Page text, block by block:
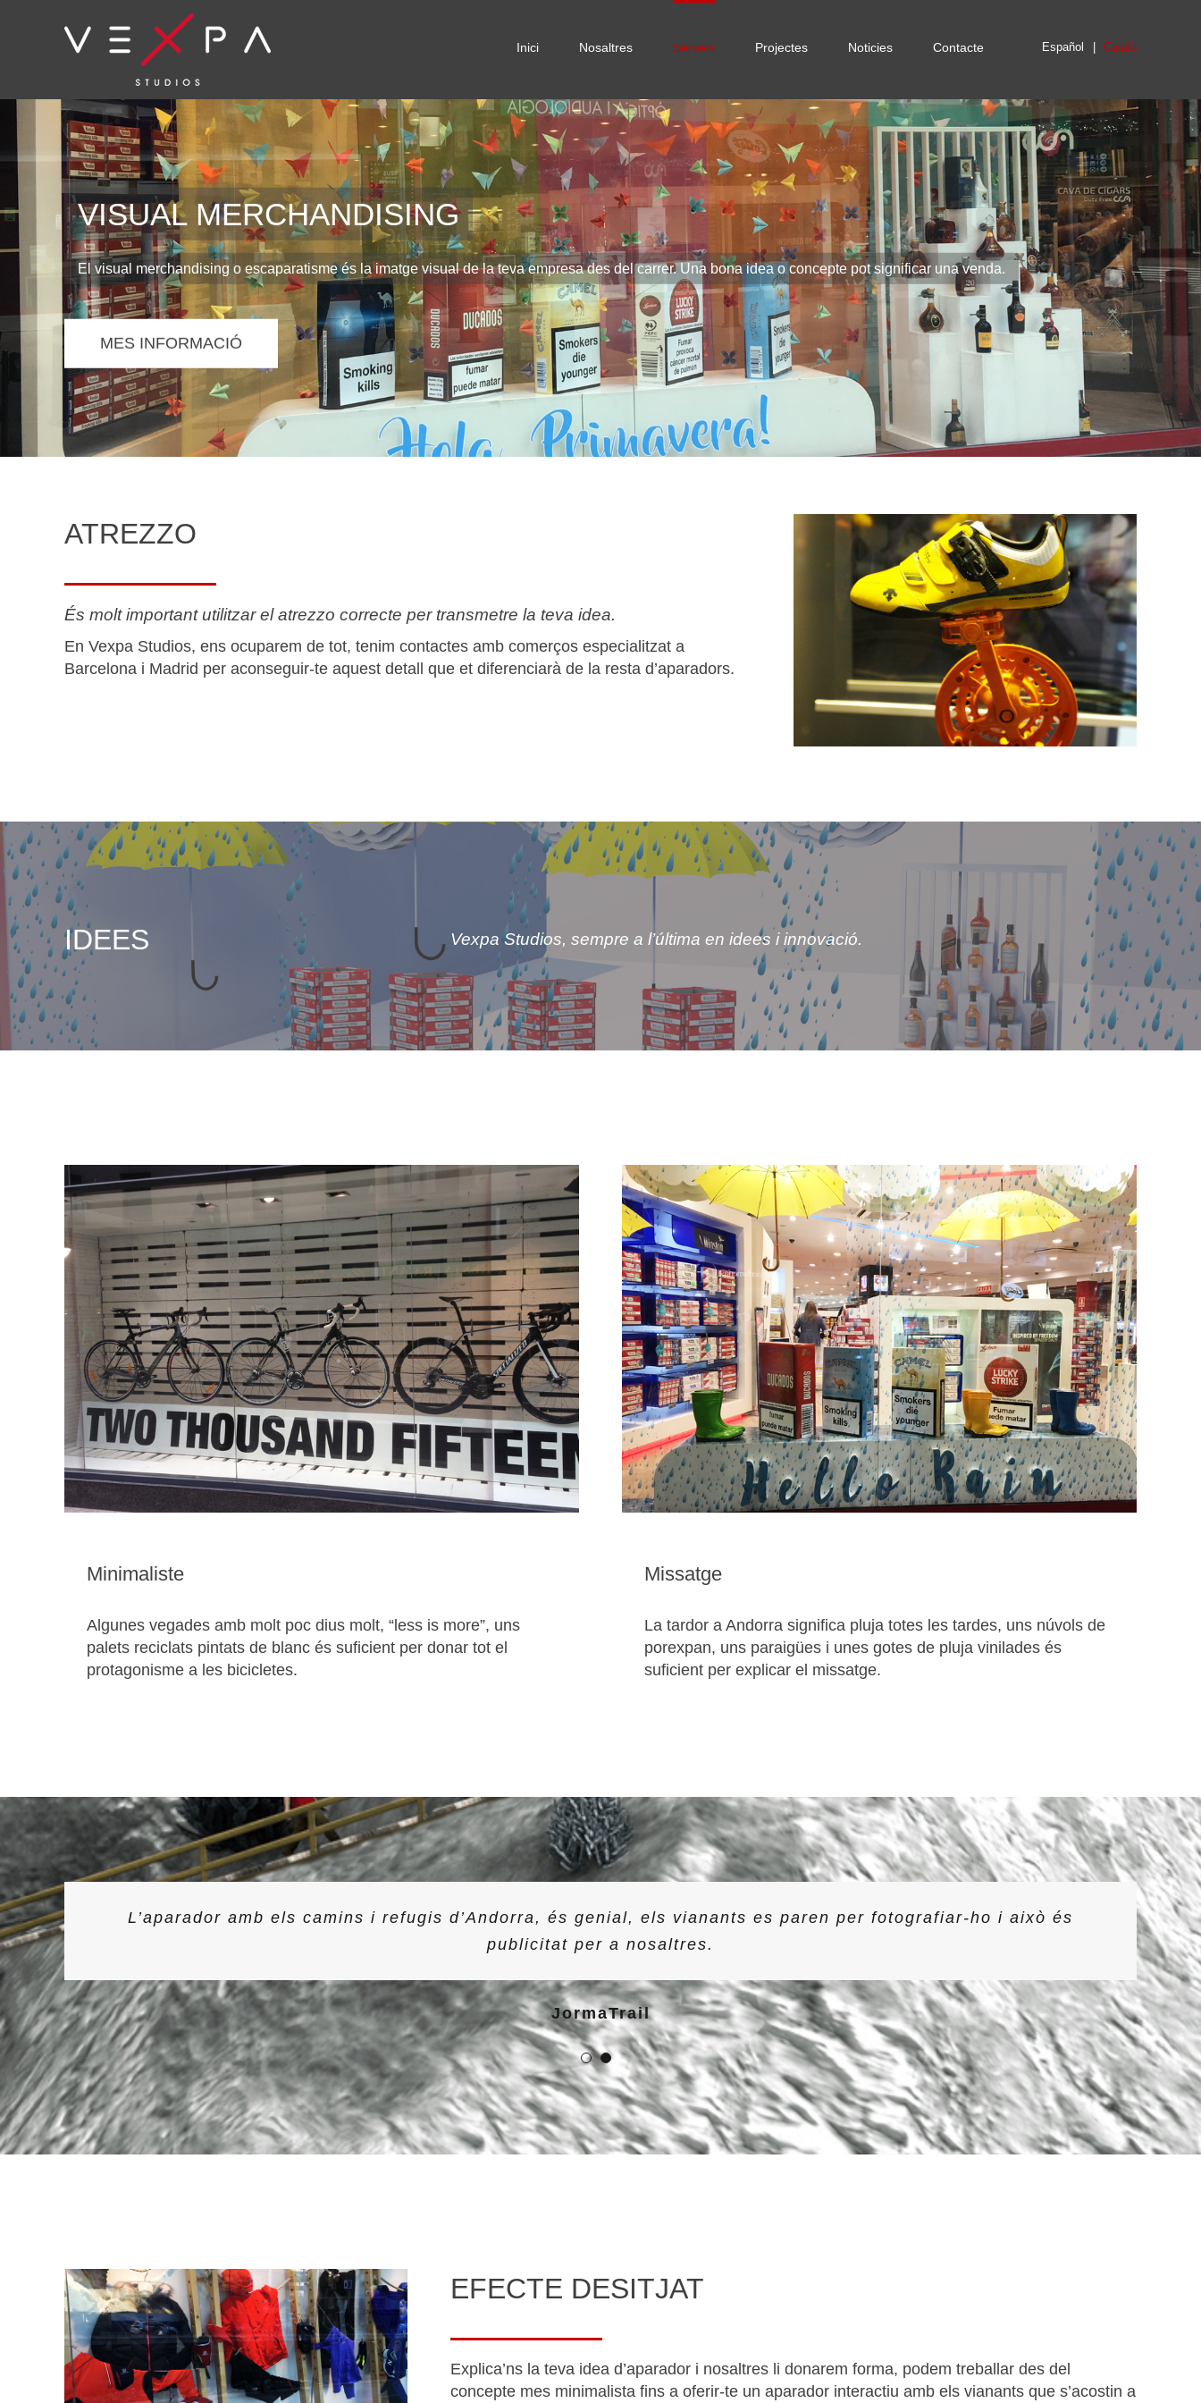
Inici Nosaltres Serveis Projectes Noticies Contacte Español Català
VISUAL MERCHANDISING
El visual merchandising o escaparatisme és la imatge visual de la teva empresa des del carrer. Una bona idea o concepte pot significar una venda.
MES INFORMACIÓ
ATREZZO
És molt important utilitzar el atrezzo correcte per transmetre la teva idea.
En Vexpa Studios, ens ocuparem de tot, tenim contactes amb comerços especialitzat a
Barcelona i Madrid per aconseguir-te aquest detall que et diferenciarà de la resta d’aparadors.
IDEES Vexpa Studios, sempre a l’última en idees i innovació.
Minimaliste
Algunes vegades amb molt poc dius molt, “less is more”, uns
palets reciclats pintats de blanc és suficient per donar tot el
protagonisme a les bicicletes.
Missatge
La tardor a Andorra significa pluja totes les tardes, uns núvols de
porexpan, uns paraigües i unes gotes de pluja vinilades és
suficient per explicar el missatge.
L’aparador amb els camins i refugis d’Andorra, és genial, els vianants es paren per fotografiar-ho i això és
publicitat per a nosaltres.
JormaTrail
EFECTE DESITJAT
Explica’ns la teva idea d’aparador i nosaltres li donarem forma, podem treballar des del
concepte mes minimalista fins a oferir-te un aparador interactiu amb els vianants que s’acostin a